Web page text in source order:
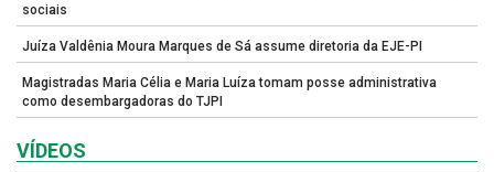
sociais
Juíza Valdênia Moura Marques de Sá assume diretoria da EJE-PI
Magistradas Maria Célia e Maria Luíza tomam posse administrativa
como desembargadoras do TJPI
VÍDEOS